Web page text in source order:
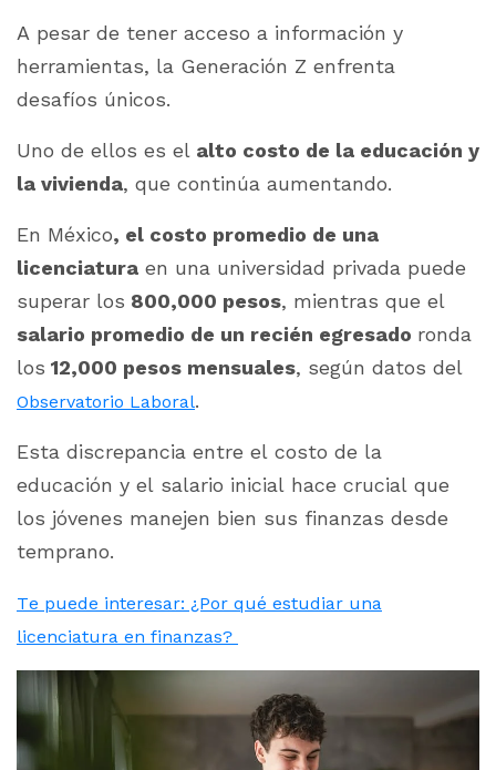
A pesar de tener acceso a información y
herramientas, la Generación Z enfrenta
desafíos únicos.
Uno de ellos es el alto costo de la educación y
la vivienda, que continúa aumentando.
En México, el costo promedio de una
licenciatura en una universidad privada puede
superar los 800,000 pesos, mientras que el
salario promedio de un recién egresado ronda
los 12,000 pesos mensuales, según datos del
Observatorio Laboral.
Esta discrepancia entre el costo de la
educación y el salario inicial hace crucial que
los jóvenes manejen bien sus finanzas desde
temprano.
Te puede interesar: ¿Por qué estudiar una
licenciatura en finanzas?